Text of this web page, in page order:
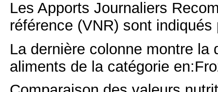
Les Apports Journaliers
référence (VNR) sont
La dernière colonne montre
aliments de la catégorie